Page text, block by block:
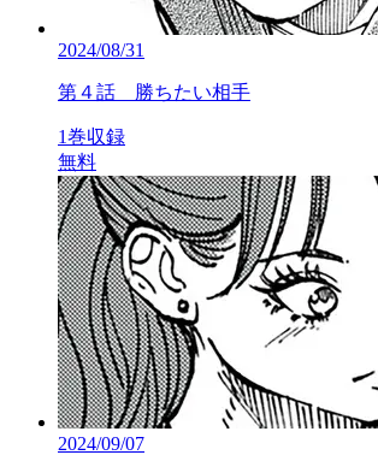
2024/08/31
第４話 勝ちたい相手
1巻収録
無料
2024/09/07